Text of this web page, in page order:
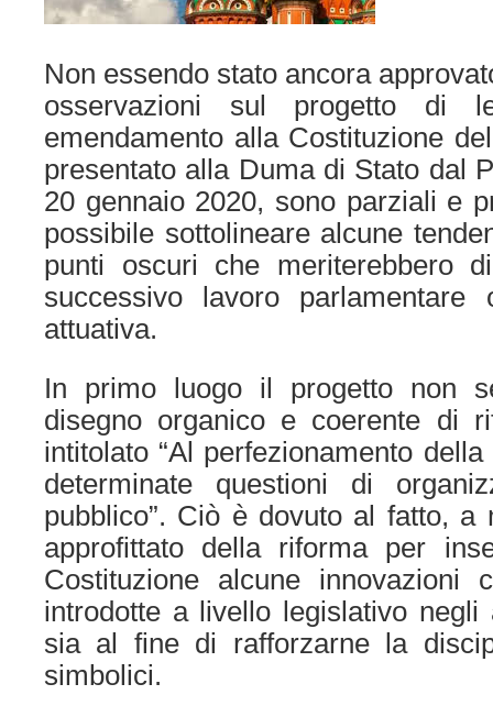
Non essendo stato ancora
osservazioni sul progetto di
emendamento alla Costituzione
presentato alla Duma di Stato dal
20 gennaio 2020, sono parziali e
possibile sottolineare alcune
punti oscuri che meriterebbero
successivo lavoro parlamentare
attuativa.
In primo luogo il progetto non
disegno organico e coerente di
intitolato “Al perfezionamento
determinate questioni di
pubblico”. Ciò è dovuto al fatto,
approfittato della riforma per
Costituzione alcune innovazioni
introdotte a livello legislativo negli
sia al fine di rafforzarne la
simbolici.